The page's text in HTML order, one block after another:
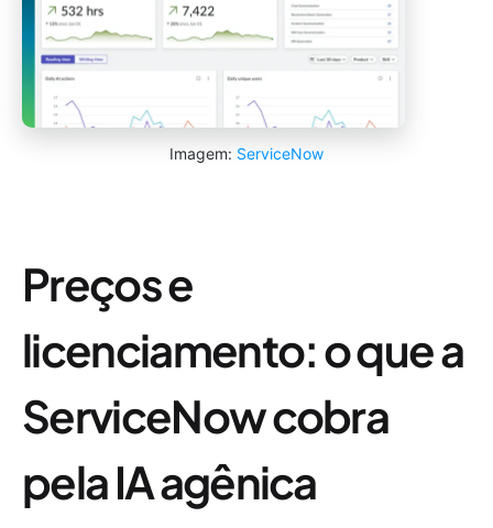
Imagem: ServiceNow
Preços e
licenciamento: o que a
ServiceNow cobra
pela IA agênica